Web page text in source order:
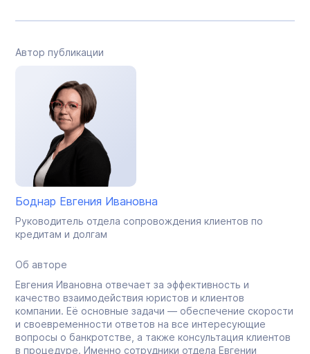
Автор публикации
Боднар Евгения Ивановна
Руководитель отдела сопровождения клиентов по
кредитам и долгам
Об авторе
Евгения Ивановна отвечает за эффективность и
качество взаимодействия юристов и клиентов
компании. Её основные задачи — обеспечение скорости
и своевременности ответов на все интересующие
вопросы о банкротстве, а также консультация клиентов
в процедуре. Именно сотрудники отдела Евгении